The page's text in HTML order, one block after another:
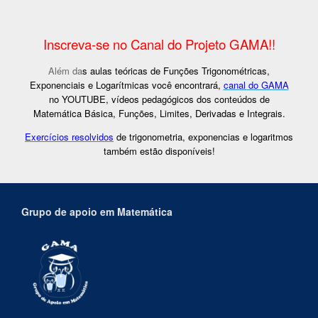
Inscreva-se no Canal do Projeto GAMA!!
Além das aulas teóricas de Funções Trigonométricas,
Exponenciais e Logarítmicas você encontrará, canal do GAMA
no YOUTUBE, vídeos pedagógicos dos conteúdos de
Matemática Básica, Funções, Limites, Derivadas e Integrais.
Exercícios resolvidos de trigonometria, exponencias e logaritmos
também estão disponíveis!
Grupo de apoio em Matemática